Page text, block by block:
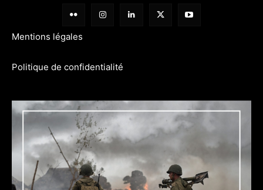
Mentions légales
Politique de confidentialité